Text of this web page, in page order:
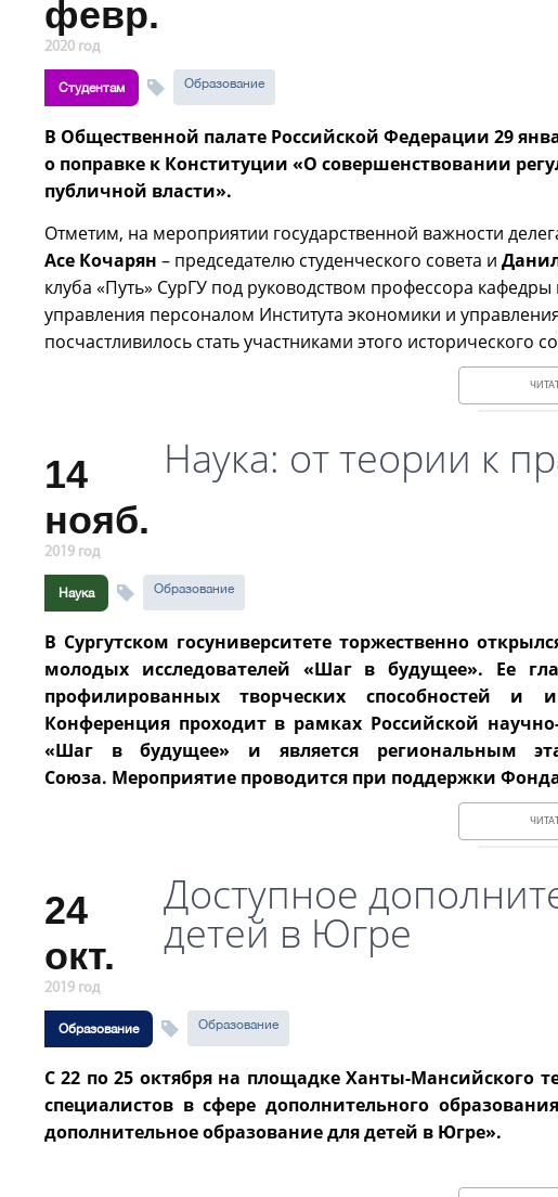
февр.
2020 год
Студентам Образование
В Общественной палате Российской Федерации 29
о поправке к Конституции «О совершенствовании
публичной власти».
Отметим, на мероприятии государственной важности
Асе Кочарян – председателю студенческого совета и
клуба «Путь» СурГУ под руководством профессора
управления персоналом Института экономики и
посчастливилось стать участниками этого исторического
14
нояб.
2019 год
Наука: от теории к
Наука Образование
В Сургутском госуниверситете торжественно
молодых исследователей «Шаг в будущее». Ее
профилированных творческих способностей и
Конференция проходит в рамках Российской
«Шаг в будущее» и является региональным
Союза. Мероприятие проводится при поддержки
24
окт.
2019 год
Доступное
детей в Югре
Образование Образование
С 22 по 25 октября на площадке Ханты-Мансийского
специалистов в сфере дополнительного
дополнительное образование для детей в Югре».